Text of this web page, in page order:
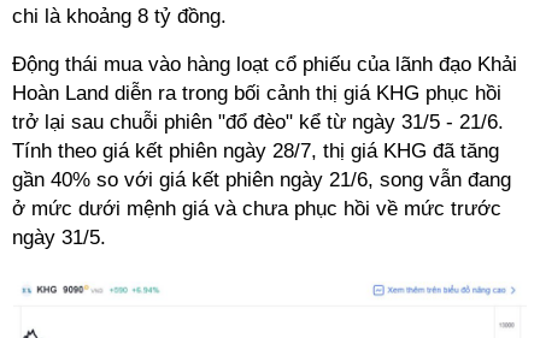
chi là khoảng 8 tỷ đồng.
Động thái mua vào hàng loạt cổ phiếu của lãnh đạo Khải
Hoàn Land diễn ra trong bối cảnh thị giá KHG phục hồi
trở lại sau chuỗi phiên "đổ đèo" kể từ ngày 31/5 - 21/6.
Tính theo giá kết phiên ngày 28/7, thị giá KHG đã tăng
gần 40% so với giá kết phiên ngày 21/6, song vẫn đang
ở mức dưới mệnh giá và chưa phục hồi về mức trước
ngày 31/5.